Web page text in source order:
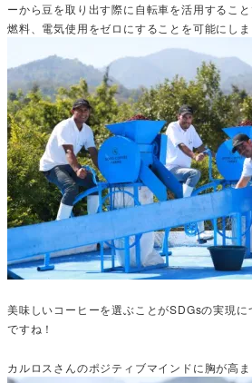
ーから豆を取り出す際に自転車を活用するこ
燃料、電気使用をゼロにすることを可能にしま
美味しいコーヒーを選ぶことがSDGsの実現
ですね！
カルロスさんのポジティブマインドに胸が高ま